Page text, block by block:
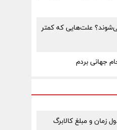
علت‌هایی که کمتر
جهانی بردم